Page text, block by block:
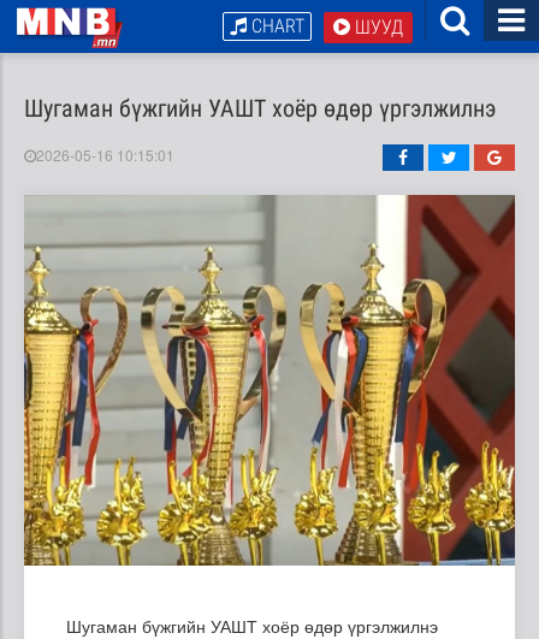
ШУУД
CHART
Шугаман бүжгийн УАШТ хоёр өдөр үргэлжилнэ
2026-05-16 10:15:01
Шугаман бүжгийн УАШТ хоёр өдөр үргэлжилнэ